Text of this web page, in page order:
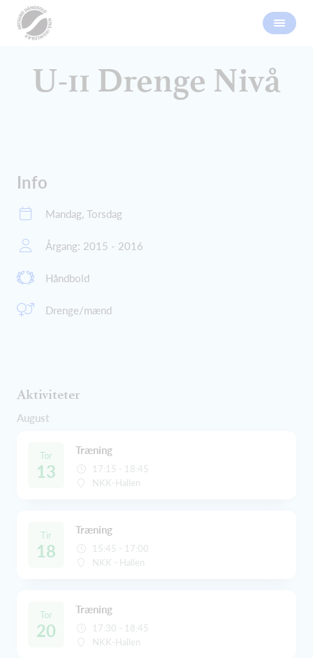
U-11 Drenge Nivå
Info
Mandag, Torsdag
Årgang: 2015 - 2016
Håndbold
Drenge/mænd
Aktiviteter
August
Tor
13
Træning
17:15 - 18:45
NKK-Hallen
Tir
18
Træning
15:45 - 17:00
NKK - Hallen
Tor
20
Træning
17:30 - 18:45
NKK-Hallen